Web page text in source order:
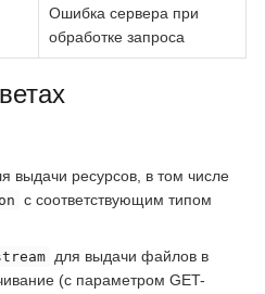
Ошибка сервера при
обработке запроса
выдачи ресурсов, в том числе
с соответствующим типом
для выдачи файлов в
(с параметром GET-